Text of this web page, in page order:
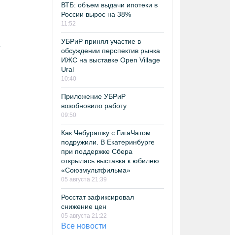
ВТБ: объем выдачи ипотеки в
России вырос на 38%
11:52
УБРиР принял участие в
обсуждении перспектив рынка
ИЖС на выставке Open Village
Ural
10:40
Приложение УБРиР
возобновило работу
09:50
Как Чебурашку с ГигаЧатом
подружили. В Екатеринбурге
при поддержке Сбера
открылась выставка к юбилею
«Союзмультфильма»
05 августа 21:39
Росстат зафиксировал
снижение цен
05 августа 21:22
Все новости